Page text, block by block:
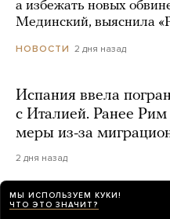
а избежать новых
Мединский, выяснила
НОВОСТИ 2 дня назад
Испания ввела
с Италией. Ранее
меры из-за
2 дня назад
МЫ ИСПОЛЬЗУЕМ КУКИ!
ЧТО ЭТО ЗНАЧИТ?